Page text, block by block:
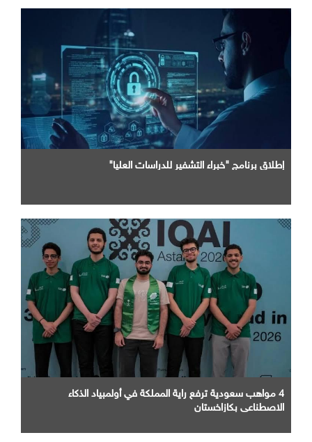
إطلاق برنامج "خبراء التشفير للدراسات العليا"
4 مواهب سعودية ترفع راية المملكة في أولمبياد الذكاء
الاصطناعي بكازاخستان